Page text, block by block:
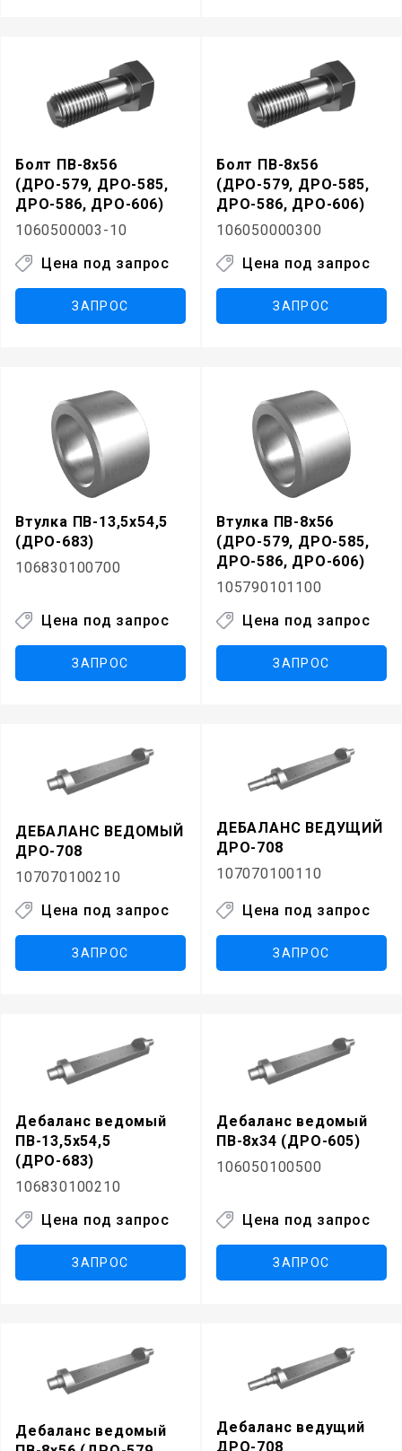
Болт ПВ-8х56
(ДРО-579, ДРО-585,
ДРО-586, ДРО-606)
1060500003-10
Цена под запрос
ЗАПРОС
Болт ПВ-8х56
(ДРО-579, ДРО-585,
ДРО-586, ДРО-606)
106050000300
Цена под запрос
ЗАПРОС
Втулка ПВ-13,5х54,5
(ДРО-683)
106830100700
Цена под запрос
ЗАПРОС
Втулка ПВ-8х56
(ДРО-579, ДРО-585,
ДРО-586, ДРО-606)
105790101100
Цена под запрос
ЗАПРОС
ДЕБАЛАНС ВЕДОМЫЙ
ДРО-708
107070100210
Цена под запрос
ЗАПРОС
ДЕБАЛАНС ВЕДУЩИЙ
ДРО-708
107070100110
Цена под запрос
ЗАПРОС
Дебаланс ведомый
ПВ-13,5х54,5
(ДРО-683)
106830100210
Цена под запрос
ЗАПРОС
Дебаланс ведомый
ПВ-8х34 (ДРО-605)
106050100500
Цена под запрос
ЗАПРОС
Дебаланс ведомый
Дебаланс ведущий
ДРО-708